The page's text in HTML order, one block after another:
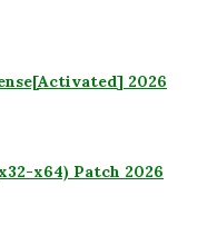
2026
x64) Patch 2026